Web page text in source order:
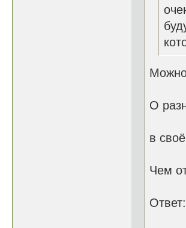
Можно
О
в
Чем